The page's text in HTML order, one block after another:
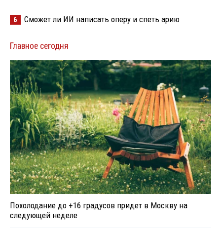
6 Сможет ли ИИ написать оперу и спеть арию
Главное сегодня
Похолодание до +16 градусов придет в Москву на
следующей неделе